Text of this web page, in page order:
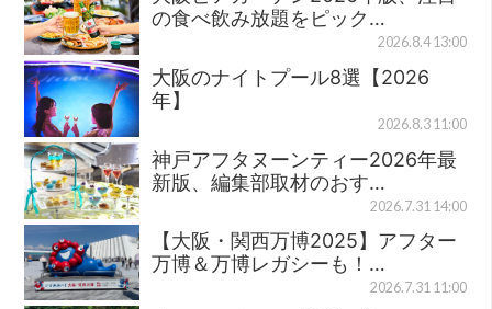
の食べ飲み放題をピック…
2026.8.4 13:00
大阪のナイトプール8選【2026
年】
2026.8.3 11:00
神戸アフタヌーンティー2026年最
新版、編集部取材のおす…
2026.7.31 14:00
【大阪・関西万博2025】アフター
万博＆万博レガシーも！…
2026.7.31 11:00